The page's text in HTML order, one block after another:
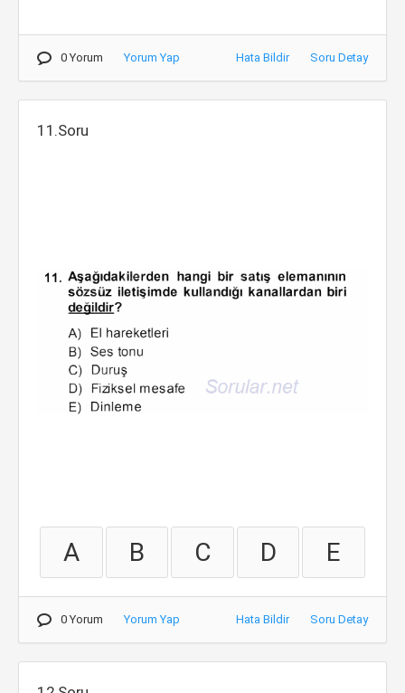
0 Yorum Yorum Yap Hata Bildir Soru Detay
11.Soru
A B C D E
0 Yorum Yorum Yap Hata Bildir Soru Detay